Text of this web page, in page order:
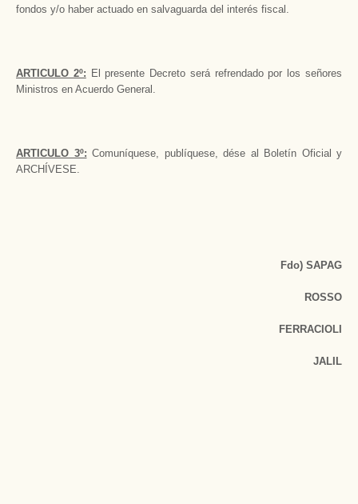
fondos y/o haber actuado en salvaguarda del interés fiscal.
ARTICULO 2º: El presente Decreto será refrendado por los señores
Ministros en Acuerdo General.
ARTICULO 3º: Comuníquese, publíquese, dése al Boletín Oficial y
ARCHÍVESE.
Fdo) SAPAG
ROSSO
FERRACIOLI
JALIL